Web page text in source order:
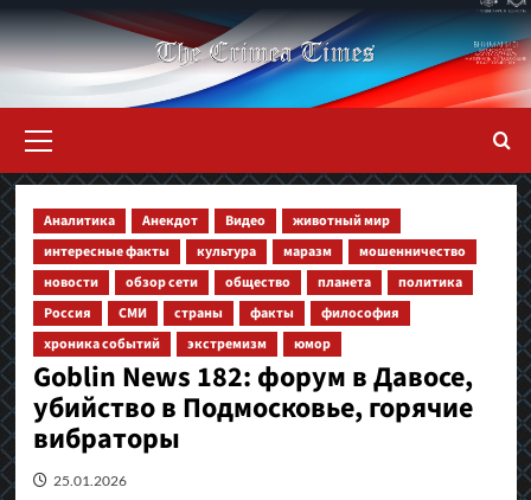
Перейти
к
содержимому
меню
Аналитика Анекдот Видео
животный мир
интересные факты
культура маразм
мошенничество
новости
обзор сети общество планета
политика
Россия
СМИ страны факты
философия
хроника событий
экстремизм юмор
Goblin News 182: форум в Давосе,
убийство в Подмосковье, горячие
вибраторы
25.01.2026